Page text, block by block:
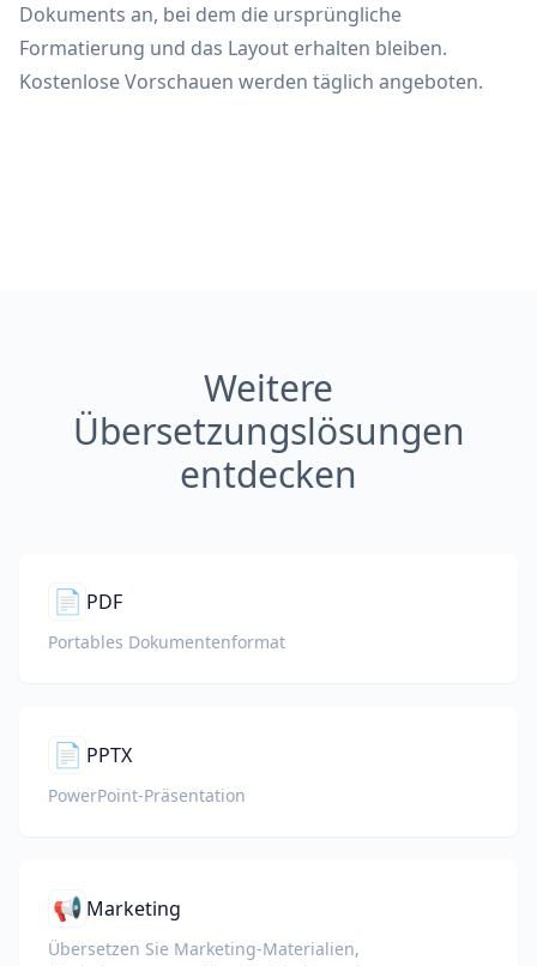
Dokuments an, bei dem die ursprüngliche
Formatierung und das Layout erhalten bleiben.
Kostenlose Vorschauen werden täglich angeboten.
Weitere
Übersetzungslösungen
entdecken
📄 PDF
Portables Dokumentenformat
📄 PPTX
PowerPoint-Präsentation
📢 Marketing
Übersetzen Sie Marketing-Materialien,